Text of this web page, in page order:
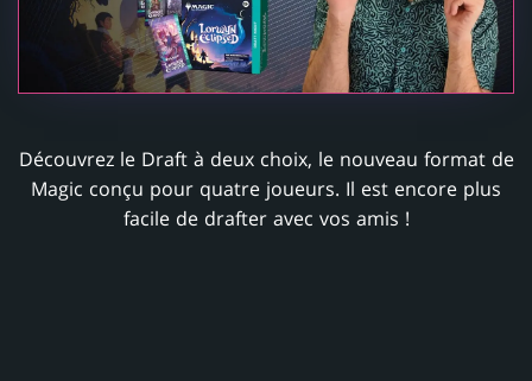
Découvrez le Draft à deux choix, le nouveau format de
Magic conçu pour quatre joueurs. Il est encore plus
facile de drafter avec vos amis !